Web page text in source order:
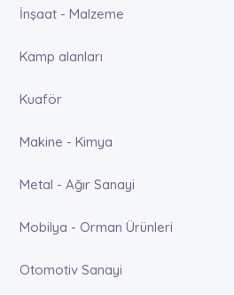
İnşaat - Malzeme
Kamp alanları
Kuaför
Makine - Kimya
Metal - Ağır Sanayi
Mobilya - Orman Ürünleri
Otomotiv Sanayi